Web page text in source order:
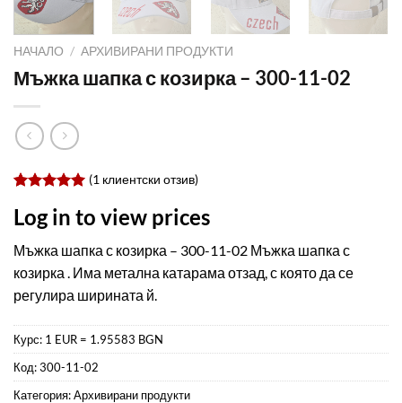
НАЧАЛО / АРХИВИРАНИ ПРОДУКТИ
Мъжка шапка с козирка – 300-11-02
5.0от 5,
базирано
на
потребителски
оценки
(1 клиентски отзив)
Log in to view prices
Мъжка шапка с козирка – 300-11-02 Мъжка шапка с
козирка . Има метална катарама отзад, с която да се
регулира ширината й.
Курс: 1 EUR = 1.95583 BGN
Код:300-11-02
Категория:Архивирани продукти